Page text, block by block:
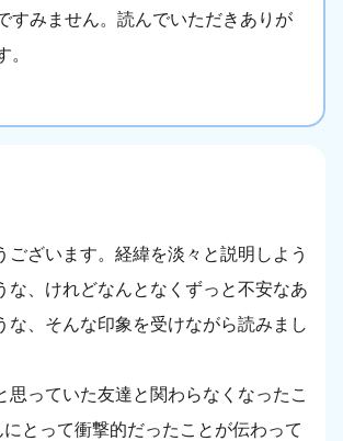
すみません。読んでいただきありが
。
ございます。経緯を淡々と説明しよう
な、けれどなんとなくずっと不安なあ
な、そんな印象を受けながら読みまし
思っていた友達と関わらなくなったこ
とって衝撃的だったことが伝わって